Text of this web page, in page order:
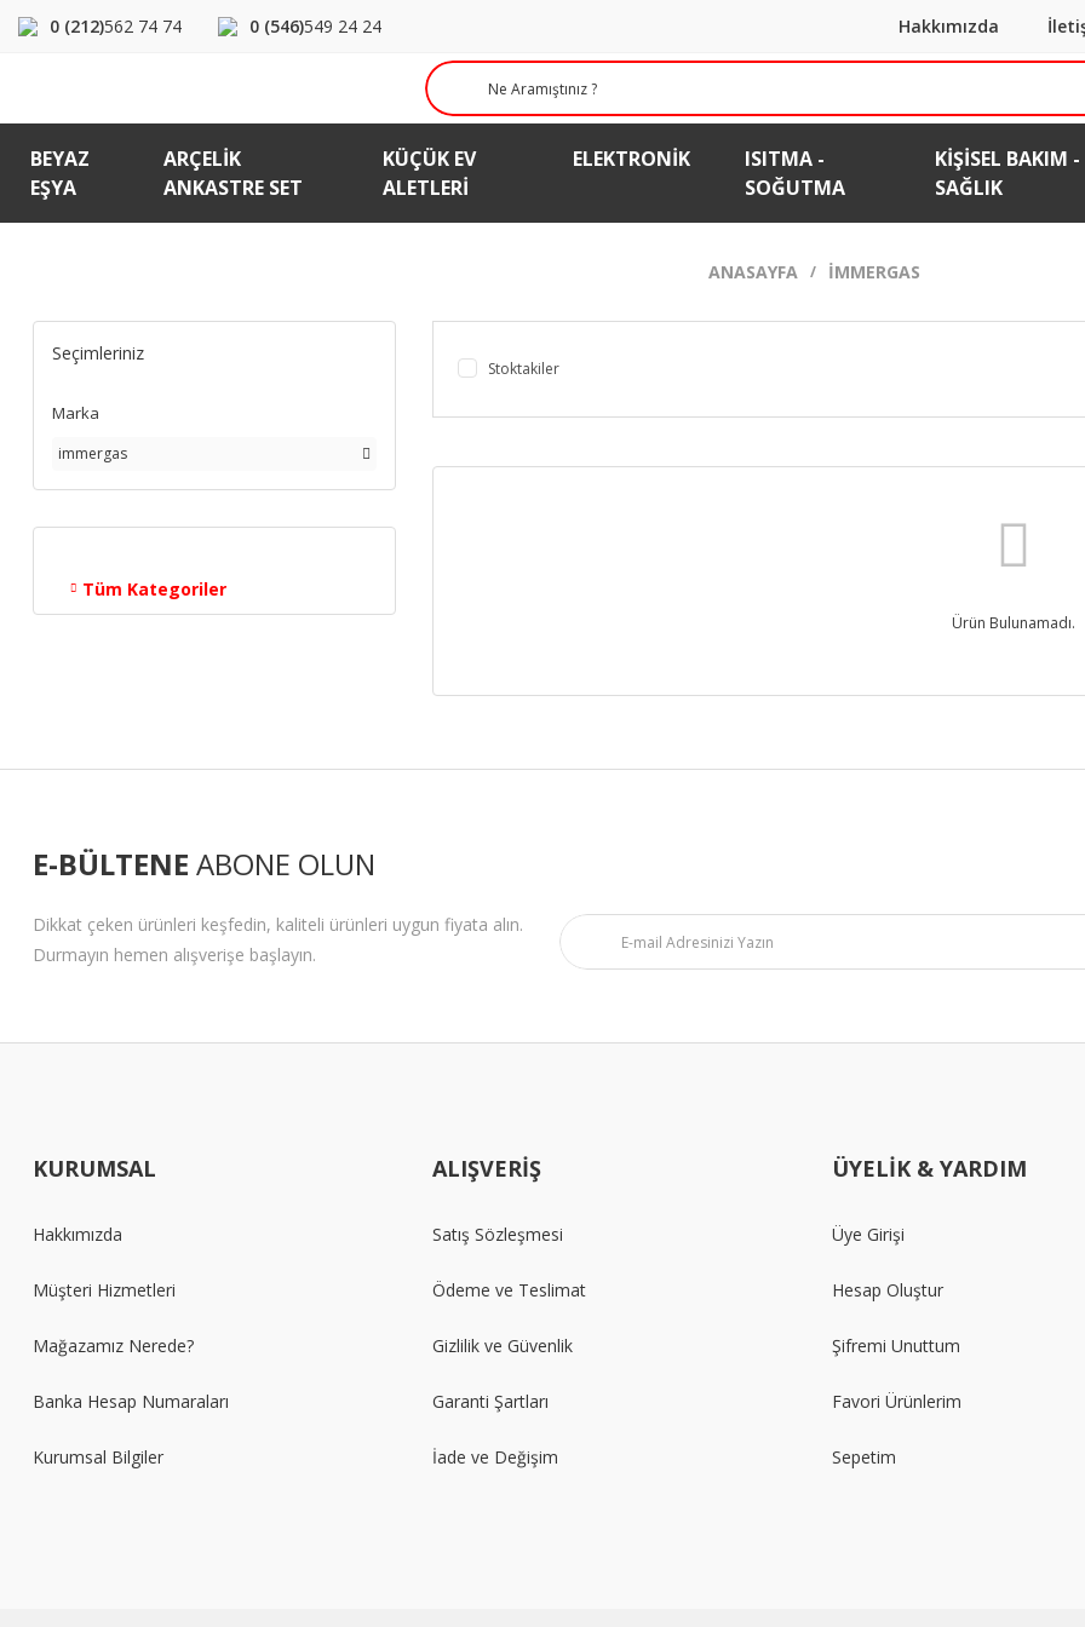
0 (212)562 74 74 0 (546)549 24 24 Hakkımızda
BEYAZ
EŞYA
ARÇELIK
ANKASTRE SET
KÜÇÜK EV
ALETLERI
ELEKTRONIK
ISITMA -
SOĞUTMA
KIŞISEL BAKIM -
SAĞLIK
ANASAYFA İMMERGAS
Seçimleriniz
Marka
immergas
Tüm Kategoriler
Stoktakiler
Ürün Bulunamadı.
E-BÜLTENE ABONE OLUN
Dikkat çeken ürünleri keşfedin, kaliteli ürünleri uygun fiyata alın.
Durmayın hemen alışverişe başlayın.
KURUMSAL
Hakkımızda
Müşteri Hizmetleri
Mağazamız Nerede?
Banka Hesap Numaraları
Kurumsal Bilgiler
ALIŞVERİŞ
Satış Sözleşmesi
Ödeme ve Teslimat
Gizlilik ve Güvenlik
Garanti Şartları
İade ve Değişim
ÜYELİK & YARDIM
Üye Girişi
Hesap Oluştur
Şifremi Unuttum
Favori Ürünlerim
Sepetim